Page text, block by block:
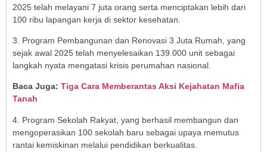
2025 telah melayani 7 juta orang serta menciptakan lebih dari
100 ribu lapangan kerja di sektor kesehatan.
3. Program Pembangunan dan Renovasi 3 Juta Rumah, yang
sejak awal 2025 telah menyelesaikan 139.000 unit sebagai
langkah nyata mengatasi krisis perumahan nasional.
Baca Juga: Tiga Cara Memberantas Aksi Kejahatan Mafia
Tanah
4. Program Sekolah Rakyat, yang berhasil membangun dan
mengoperasikan 100 sekolah baru sebagai upaya memutus
rantai kemiskinan melalui pendidikan berkualitas.